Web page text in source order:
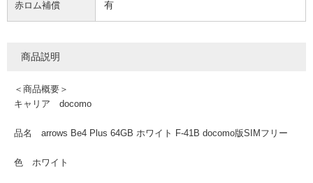
赤ロム補償 有
商品説明
＜商品概要＞
キャリア docomo
品名 arrows Be4 Plus 64GB ホワイト F-41B docomo版SIMフリー
色 ホワイト